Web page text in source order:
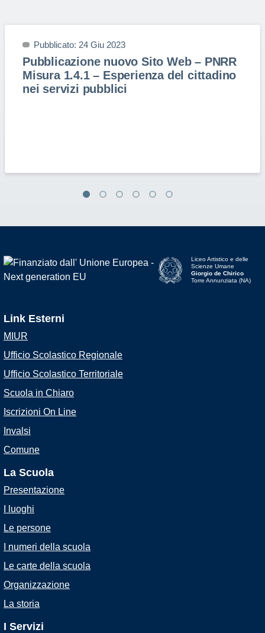
Pubblicato: 24 Giu 2023
Pubblicazione nuovo Sito Web – PNRR
Misura 1.4.1 – Esperienza del cittadino
nei servizi pubblici
Liceo Artistico e delle
Scienze Umane
Giorgio de Chirico
Torre Annunziata (NA)
Link Esterni
MIUR
Ufficio Scolastico Regionale
Ufficio Scolastico Territoriale
Scuola in Chiaro
Iscrizioni On Line
Invalsi
Comune
La Scuola
Presentazione
I luoghi
Le persone
I numeri della scuola
Le carte della scuola
Organizzazione
La storia
I Servizi